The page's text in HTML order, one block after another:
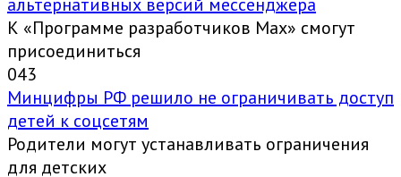
К «Программе разработчиков Max» смогут
присоединиться
043
Минцифры РФ решило не ограничивать доступ
детей к соцсетям
Родители могут устанавливать ограничения
для детских